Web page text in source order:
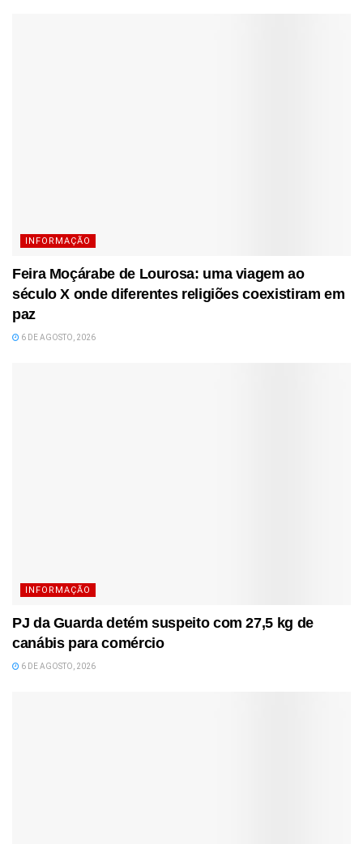
INFORMAÇÃO
Feira Moçárabe de Lourosa: uma viagem ao
século X onde diferentes religiões coexistiram em
paz
6 DE AGOSTO, 2026
INFORMAÇÃO
PJ da Guarda detém suspeito com 27,5 kg de
canábis para comércio
6 DE AGOSTO, 2026